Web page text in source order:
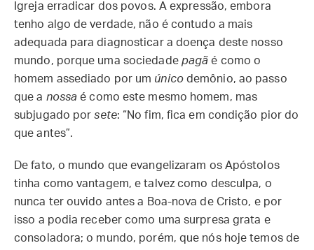
Igreja erradicar dos povos. A expressão, embora
tenho algo de verdade, não é contudo a mais
adequada para diagnosticar a doença deste nosso
mundo, porque uma sociedade pagã é como o
homem assediado por um únicodemônio, ao passo
que a nossa é como este mesmo homem, mas
subjugado porsete: “No fim, fica em condição pior do
que antes”.
De fato, o mundo que evangelizaram os Apóstolos
tinha como vantagem, e talvez como desculpa, o
nunca ter ouvido antes a Boa-nova de Cristo, e por
isso a podia receber como uma surpresa grata e
consoladora; o mundo, porém, que nós hoje temos de